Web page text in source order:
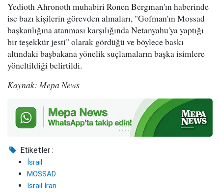
Yedioth Ahronoth muhabiri Ronen Bergman'ın haberinde
ise bazı kişilerin görevden almaları, "Gofman'ın Mossad
başkanlığına atanması karşılığında Netanyahu'ya yaptığı
bir teşekkür jesti" olarak gördüğü ve böylece baskı
altındaki başbakana yönelik suçlamaların başka isimlere
yöneltildiği belirtildi.
Kaynak: Mepa News
Etiketler :
İsrail
MOSSAD
İsrail İran